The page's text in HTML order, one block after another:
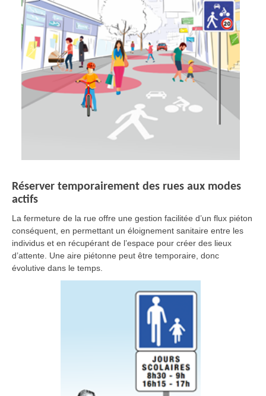
Réserver temporairement des rues aux modes
actifs
La fermeture de la rue offre une gestion facilitée d’un flux piéton
conséquent, en permettant un éloignement sanitaire entre les
individus et en récupérant de l’espace pour créer des lieux
d’attente. Une aire piétonne peut être temporaire, donc
évolutive dans le temps.